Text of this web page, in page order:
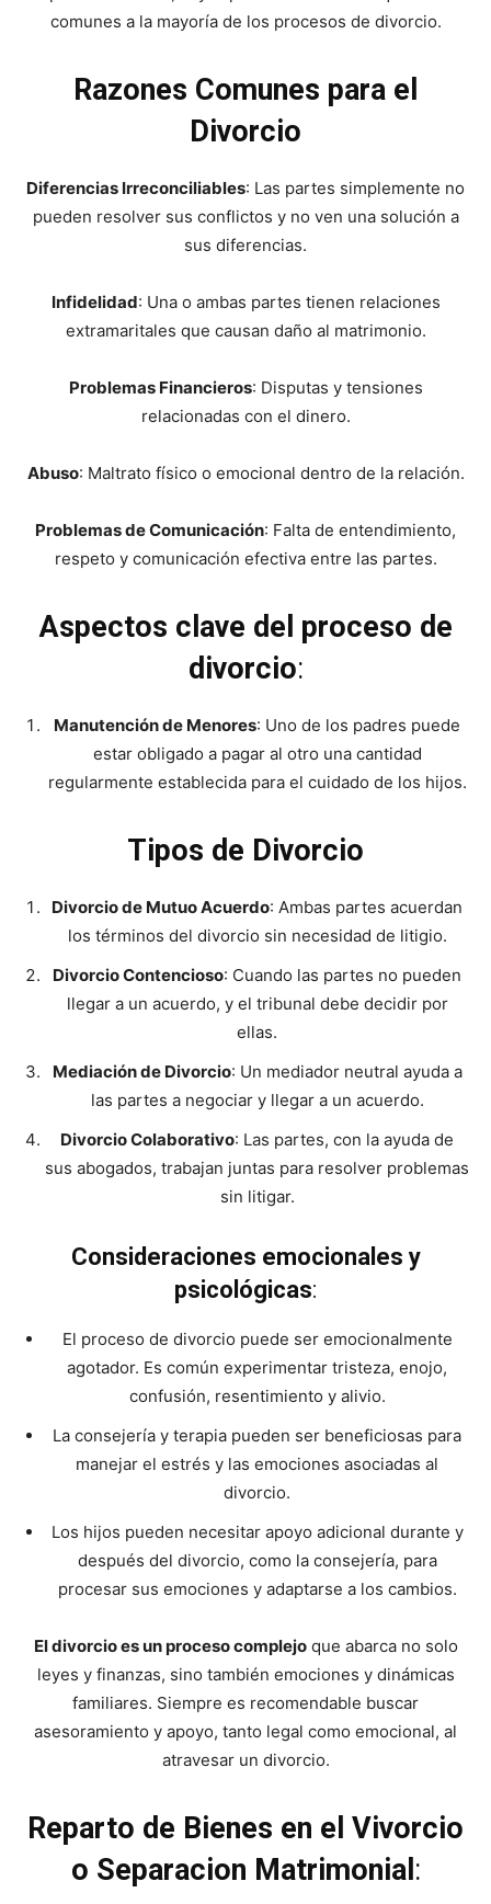
comunes a la mayoría de los procesos de divorcio.
Razones Comunes para el
Divorcio
Diferencias Irreconciliables: Las partes simplemente no
pueden resolver sus conflictos y no ven una solución a
sus diferencias.
Infidelidad: Una o ambas partes tienen relaciones
extramaritales que causan daño al matrimonio.
Problemas Financieros: Disputas y tensiones
relacionadas con el dinero.
Abuso: Maltrato físico o emocional dentro de la relación.
Problemas de Comunicación: Falta de entendimiento,
respeto y comunicación efectiva entre las partes.
Aspectos clave del proceso de
divorcio:
Manutención de Menores: Uno de los padres puede
estar obligado a pagar al otro una cantidad
regularmente establecida para el cuidado de los hijos.
Tipos de Divorcio
Divorcio de Mutuo Acuerdo: Ambas partes acuerdan
los términos del divorcio sin necesidad de litigio.
Divorcio Contencioso: Cuando las partes no pueden
llegar a un acuerdo, y el tribunal debe decidir por
ellas.
Mediación de Divorcio: Un mediador neutral ayuda a
las partes a negociar y llegar a un acuerdo.
Divorcio Colaborativo: Las partes, con la ayuda de
sus abogados, trabajan juntas para resolver problemas
sin litigar.
Consideraciones emocionales y
psicológicas:
El proceso de divorcio puede ser emocionalmente
agotador. Es común experimentar tristeza, enojo,
confusión, resentimiento y alivio.
La consejería y terapia pueden ser beneficiosas para
manejar el estrés y las emociones asociadas al
divorcio.
Los hijos pueden necesitar apoyo adicional durante y
después del divorcio, como la consejería, para
procesar sus emociones y adaptarse a los cambios.
El divorcio es un proceso complejoque abarca no solo
leyes y finanzas, sino también emociones y dinámicas
familiares. Siempre es recomendable buscar
asesoramiento y apoyo, tanto legal como emocional, al
atravesar un divorcio.
Reparto de Bienes en el Vivorcio
o Separacion Matrimonial :